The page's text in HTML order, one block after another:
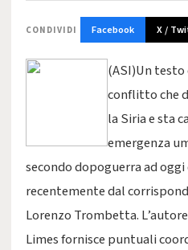
CONDIVIDI Facebook X /
(ASI)Un testo
conflitto che
la Siria e sta
emergenza
secondo dopoguerra ad
recentemente dal
Lorenzo Trombetta.
Limes fornisce puntuali